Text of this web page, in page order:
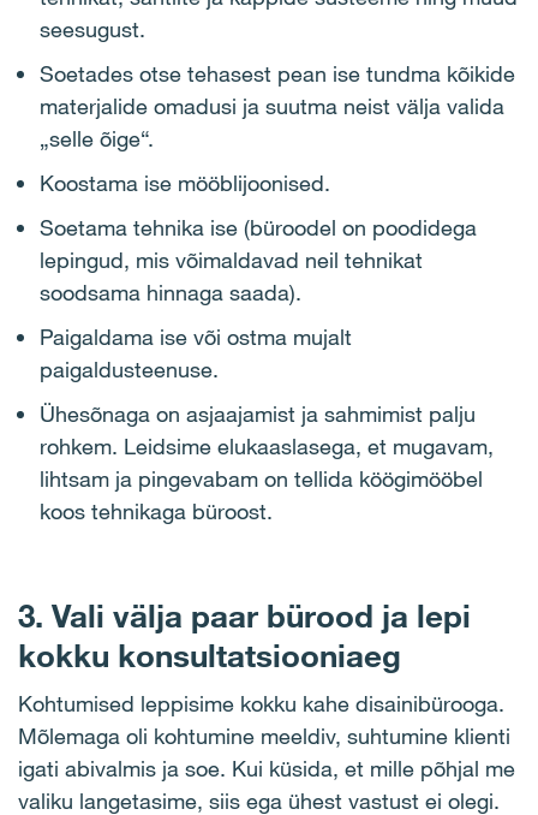
seesugust.
Soetades otse tehasest pean ise tundma kõikide
materjalide omadusi ja suutma neist välja valida
„selle õige“.
Koostama ise mööblijoonised.
Soetama tehnika ise (büroodel on poodidega
lepingud, mis võimaldavad neil tehnikat
soodsama hinnaga saada).
Paigaldama ise või ostma mujalt
paigaldusteenuse.
Ühesõnaga on asjaajamist ja sahmimist palju
rohkem. Leidsime elukaaslasega, et mugavam,
lihtsam ja pingevabam on tellida köögimööbel
koos tehnikaga büroost.
3. Vali välja paar bürood ja lepi
kokku konsultatsiooniaeg
Kohtumised leppisime kokku kahe disainibürooga.
Mõlemaga oli kohtumine meeldiv, suhtumine klienti
igati abivalmis ja soe. Kui küsida, et mille põhjal me
valiku langetasime, siis ega ühest vastust ei olegi.